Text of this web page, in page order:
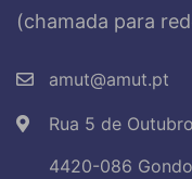
(chamada para
amut@amut.pt
Rua 5 de
4420-086